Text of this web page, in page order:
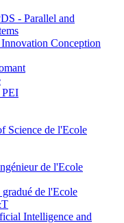
- Parallel and
Conception
PEI
Science de l'Ecole
de l'Ecole
de l'Ecole
Intelligence and